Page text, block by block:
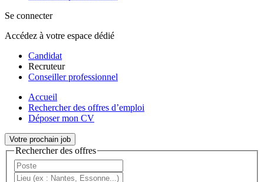
Se connecter
Accédez à votre espace dédié
Candidat
Recruteur
Conseiller professionnel
Accueil
Rechercher des offres d’emploi
Déposer mon CV
Votre prochain job
Rechercher des offres